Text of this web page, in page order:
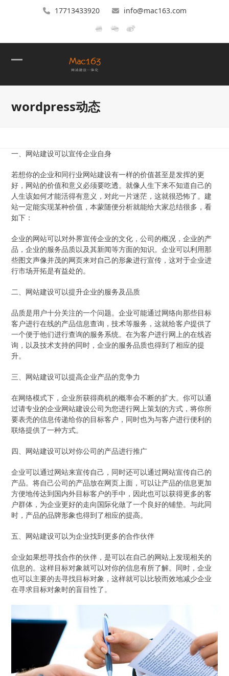
17713433920 info@mac163.com
mobile
menu
mobile
menu
wordpress动态
一、网站建设可以宣传企业自身
若想你的企业和同行业网站建设有一样的价值甚至是发挥的更
好，网站的价值和意义必须要吃透。就像人生下来不知道自己的
人生该如何才能活得有意义，对此一片迷茫，这就很恐怖了。建
站一定能实现某种价值，本蒙随便分析就能给大家总结很多，看
如下：
企业的网站可以对外界宣传企业的文化，公司的概况，企业的产
品，企业的服务品质以及其新闻等方面的知识。企业可以利用那
些图文声像并茂的网页来对自己的形象进行宣传，这对于企业进
行市场开拓是有益处的。
二、网站建设可以提升企业的服务及品质
品质是用户十分关注的一个问题。企业可能通过网络向那些目标
客户进行在线的产品信息查询，技术等服务，这就给客户提供了
一个便于他们进行查询的服务系统。在为客户进行网上的在线咨
询，以及技术支持的同时，企业的服务品质也得到了相应的提
升。
三、网站建设可以提高企业产品的竞争力
在网络模式下，企业所获得商机的概率会不断的扩大。你可以通
过请专业的企业网站建设公司为您进行网上策划的方式，将你所
要表壳的信息传递给你的目标客户，同时也为与客户进行便利的
联络提供了一种方式。
四、网站建设可以对你公司的产品进行推广
企业可以通过网站来宣传自己，同时还可以通过网站宣传自己的
产品。将自己公司的产品放在网页上面，可以让产品的信息更加
方便地传达到国内外目标客户的手中，因此也可以获得更多的客
户群体，为企业更好的走向国际化做了一个良好的铺垫。与此同
时，产品的品牌形象也得到了相应的提高。
五、网站建设可以为企业找到更多的合作伙伴
企业如果想寻找合作的伙伴，是可以在自己的网站上发现相关的
信息的。这样目标对象就可以对你的信息有所了解。同时，企业
也可以主要的去寻找目标对象，这样就可以比较而效地减少企业
在寻求目标对象时的盲目性了。